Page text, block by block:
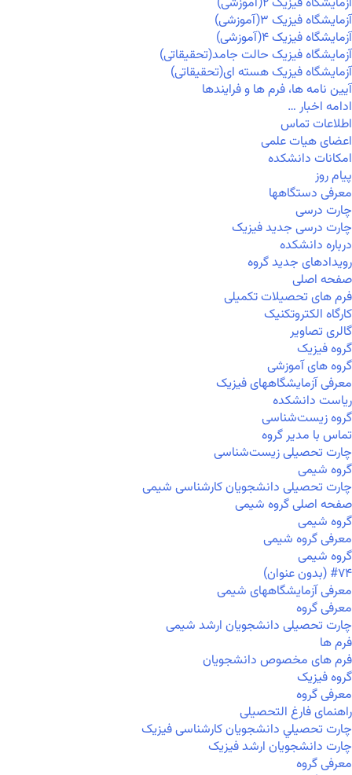
آزمایشگاه فیزیک ۳(آموزشی)
آزمایشگاه فیزیک ۴(آموزشی)
آزمایشگاه فیزیک حالت جامد(تحقیقاتی)
آزمایشگاه فیزیک هسته ای(تحقیقاتی)
آیین نامه ها، فرم ها و فرایندها
ادامه اخبار …
اطلاعات تماس
اعضای هیات علمی
امکانات دانشکده
پیام روز
معرفی دستگاهها
چارت درسی
چارت درسی جدید فیزیک
درباره دانشکده
رویدادهای جدید گروه
صفحه اصلی
فرم های تحصیلات تکمیلی
کارگاه الکتروتکنیک
گالری تصاویر
گروه فیزیک
گروه های آموزشی
معرفی آزمایشگاههای فیزیک
ریاست دانشکده
گروه زیست‌شناسی
تماس با مدیر گروه
چارت تحصیلی زیست‌شناسی
گروه شیمی
چارت تحصیلی دانشجویان کارشناسی شیمی
صفحه اصلی گروه شیمی
گروه شیمی
معرفی گروه شیمی
گروه شیمی
#۷۴ (بدون عنوان)
معرفی آزمایشگاههای شیمی
معرفی گروه
چارت تحصیلی دانشجویان ارشد شیمی
فرم ها
فرم های مخصوص دانشجویان
گروه فیزیک
معرفی گروه
راهنمای فارغ التحصیلی
چارت تحصيلي دانشجویان کارشناسی فیزیک
چارت دانشجویان ارشد فیزیک
معرفی گروه